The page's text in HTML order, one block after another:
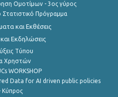
Ομοτίμων - 3ος γύρος
Στατιστικό Πρόγραμμα
και Εκθέσεις
Εκδηλώσεις
Τύπου
Χρηστών
WORKSHOP
Data for AI driven public policies
Κύπρος